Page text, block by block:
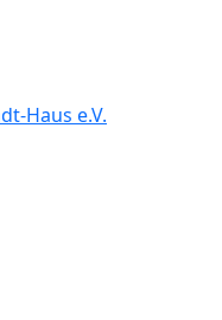
Haus e.V.